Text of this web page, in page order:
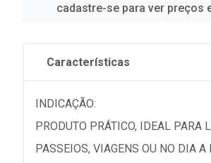
cadastre-se para ver preços
Características
INDICAÇÃO:
PRODUTO PRÁTICO, IDEAL PARA
PASSEIOS, VIAGENS OU NO DIA A